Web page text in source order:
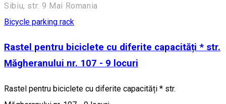
Sibiu, str. 9 Mai Romania
Bicycle parking rack
Rastel pentru biciclete cu diferite capacități * str.
Măgheranului nr. 107 - 9 locuri
Rastel pentru biciclete cu diferite capacități * str.